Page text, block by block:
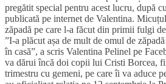
pregătit special pentru acest lucru, după
publicată pe internet de Valentina.
zăpadă pe care l-a făcut din primii fulgi
”I-a plăcut așa de mult de omul de
în casă”, a scris Valentina Pelinel pe
va dărui încă doi copii lui Cristi Borcea,
trimestru cu gemeni, pe care îi va aduce